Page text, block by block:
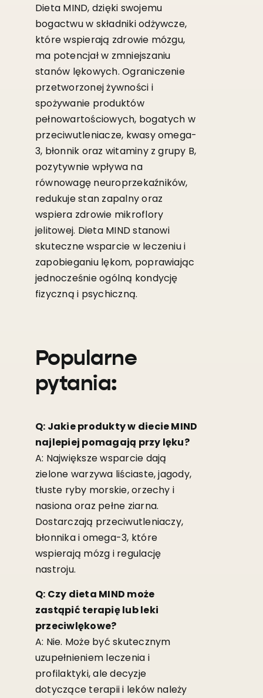
Dieta MIND, dzięki swojemu
bogactwu w składniki odżywcze,
które wspierają zdrowie mózgu,
ma potencjał w zmniejszaniu
stanów lękowych. Ograniczenie
przetworzonej żywności i
spożywanie produktów
pełnowartościowych, bogatych w
przeciwutleniacze, kwasy omega-
3, błonnik oraz witaminy z grupy B,
pozytywnie wpływa na
równowagę neuroprzekaźników,
redukuje stan zapalny oraz
wspiera zdrowie mikroflory
jelitowej. Dieta MIND stanowi
skuteczne wsparcie w leczeniu i
zapobieganiu lękom, poprawiając
jednocześnie ogólną kondycję
fizyczną i psychiczną.
Popularne
pytania:
Q: Jakie produkty w diecie MIND
najlepiej pomagają przy lęku?
A: Największe wsparcie dają
zielone warzywa liściaste, jagody,
tłuste ryby morskie, orzechy i
nasiona oraz pełne ziarna.
Dostarczają przeciwutleniaczy,
błonnika i omega-3, które
wspierają mózg i regulację
nastroju.
Q: Czy dieta MIND może
zastąpić terapię lub leki
przeciwlękowe?
A: Nie. Może być skutecznym
uzupełnieniem leczenia i
profilaktyki, ale decyzje
dotyczące terapii i leków należy